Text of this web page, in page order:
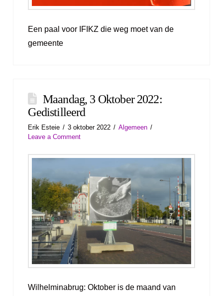
Een paal voor IFIKZ die weg moet van de
gemeente
Maandag, 3 Oktober 2022:
Gedistilleerd
Erik Esteie 3 oktober 2022
Algemeen
Leave a Comment
Wilhelminabrug: Oktober is de maand van